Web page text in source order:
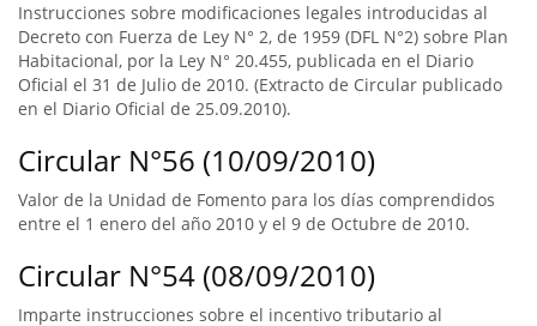
Instrucciones sobre modificaciones legales introducidas al
Decreto con Fuerza de Ley N° 2, de 1959 (DFL N°2) sobre Plan
Habitacional, por la Ley N° 20.455, publicada en el Diario
Oficial el 31 de Julio de 2010. (Extracto de Circular publicado
en el Diario Oficial de 25.09.2010).
Circular N°56 (10/09/2010)
Valor de la Unidad de Fomento para los días comprendidos
entre el 1 enero del año 2010 y el 9 de Octubre de 2010.
Circular N°54 (08/09/2010)
Imparte instrucciones sobre el incentivo tributario al